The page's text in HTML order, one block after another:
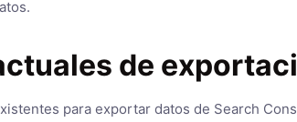
de
para exportar datos de Search